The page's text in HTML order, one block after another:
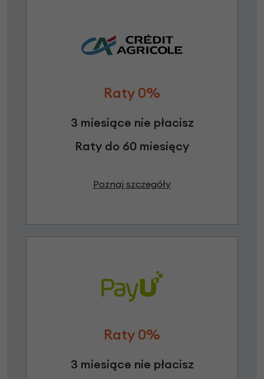
Raty 0%
3 miesiące nie płacisz
Raty do 60 miesięcy
Poznaj szczegóły
Raty 0%
3 miesiące nie płacisz